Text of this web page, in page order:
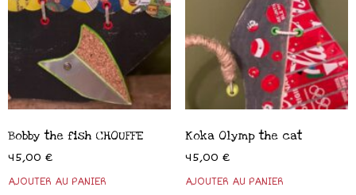
Bobby the fish CHOUFFE
45,00 €
Koka Olymp the cat
45,00 €